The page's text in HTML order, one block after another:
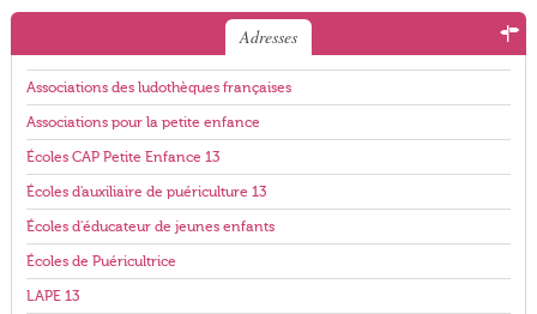
Adresses
Associations des ludothèques françaises
Associations pour la petite enfance
Écoles CAP Petite Enfance 13
Écoles d'auxiliaire de puériculture 13
Écoles d'éducateur de jeunes enfants
Écoles de Puéricultrice
LAPE 13